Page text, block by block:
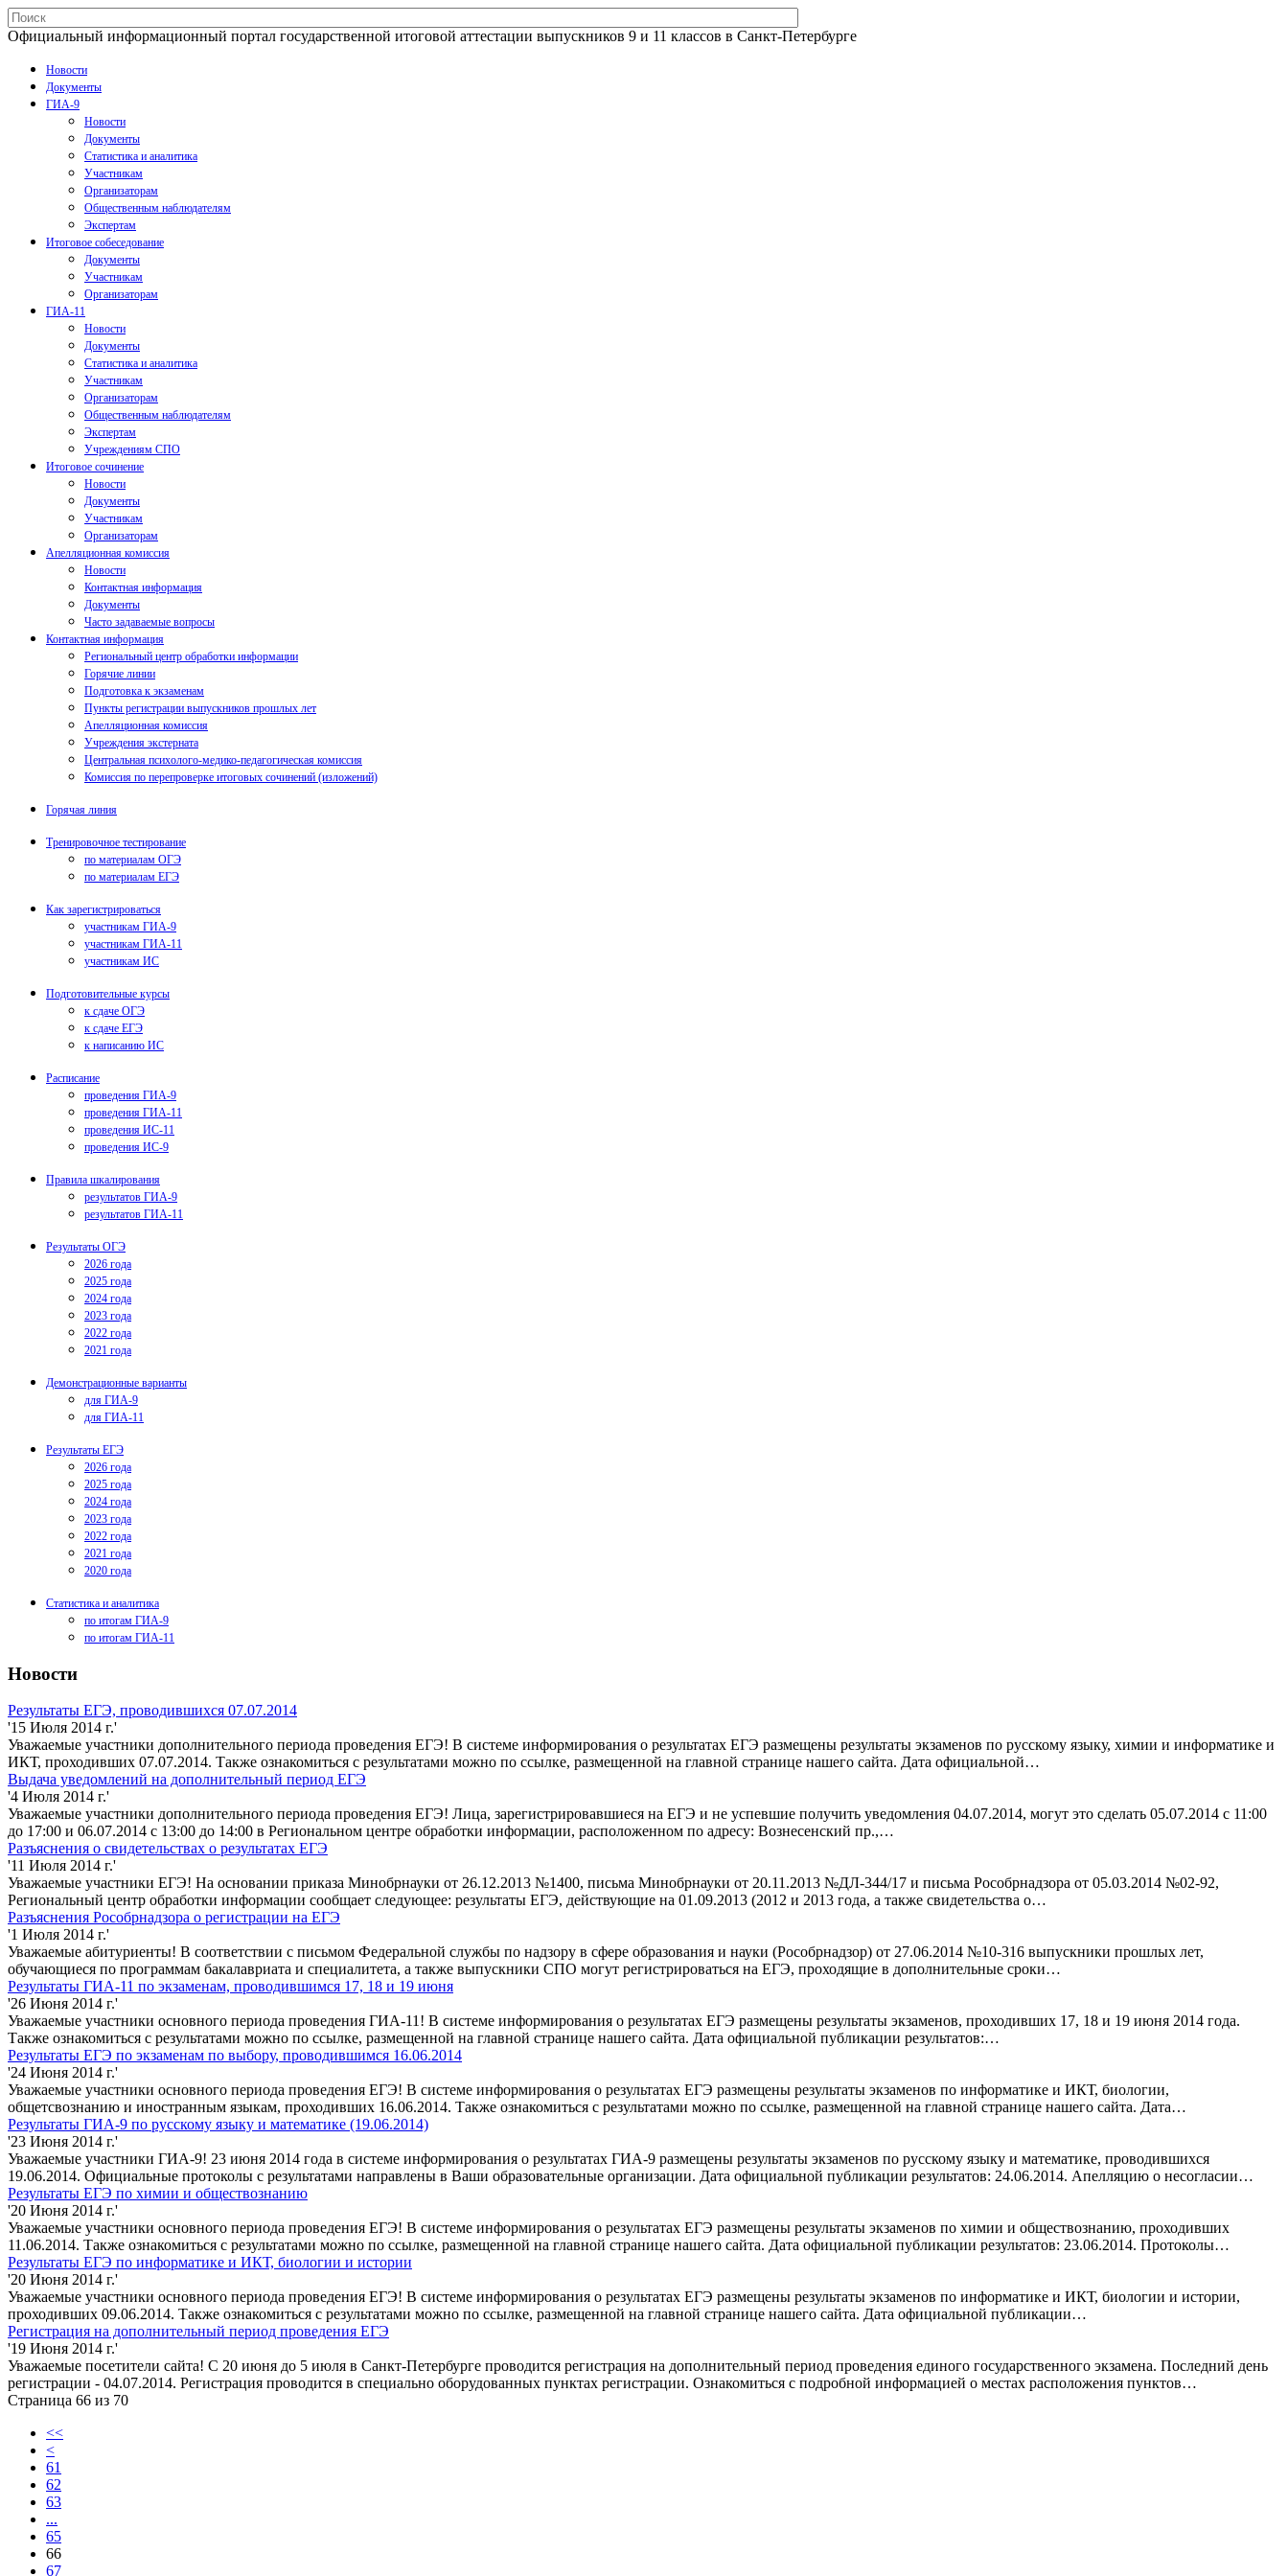
Официальный информационный портал государственной итоговой аттестации выпускников 9 и 11 классов в Санкт-Петербурге
Новости
Документы
ГИА-9
Новости
Документы
Статистика и аналитика
Участникам
Организаторам
Общественным наблюдателям
Экспертам
Итоговое собеседование
Документы
Участникам
Организаторам
ГИА-11
Новости
Документы
Статистика и аналитика
Участникам
Организаторам
Общественным наблюдателям
Экспертам
Учреждениям СПО
Итоговое сочинение
Новости
Документы
Участникам
Организаторам
Апелляционная комиссия
Новости
Контактная информация
Документы
Часто задаваемые вопросы
Контактная информация
Региональный центр обработки информации
Горячие линии
Подготовка к экзаменам
Пункты регистрации выпускников прошлых лет
Апелляционная комиссия
Учреждения экстерната
Центральная психолого-медико-педагогическая комиссия
Комиссия по перепроверке итоговых сочинений (изложений)
Горячая линия
Тренировочное тестирование
по материалам ОГЭ
по материалам ЕГЭ
Как зарегистрироваться
участникам ГИА-9
участникам ГИА-11
участникам ИС
Подготовительные курсы
к сдаче ОГЭ
к сдаче ЕГЭ
к написанию ИС
Расписание
проведения ГИА-9
проведения ГИА-11
проведения ИС-11
проведения ИС-9
Правила шкалирования
результатов ГИА-9
результатов ГИА-11
Результаты ОГЭ
2026 года
2025 года
2024 года
2023 года
2022 года
2021 года
Демонстрационные варианты
для ГИА-9
для ГИА-11
Результаты ЕГЭ
2026 года
2025 года
2024 года
2023 года
2022 года
2021 года
2020 года
Статистика и аналитика
по итогам ГИА-9
по итогам ГИА-11
Новости
Результаты ЕГЭ, проводившихся 07.07.2014
'15 Июля 2014 г.'
Уважаемые участники дополнительного периода проведения ЕГЭ! В системе информирования о результатах ЕГЭ размещены результаты экзаменов по русскому языку, химии и информатике и
ИКТ, проходивших 07.07.2014. Также ознакомиться с результатами можно по ссылке, размещенной на главной странице нашего сайта. Дата официальной…
Выдача уведомлений на дополнительный период ЕГЭ
'4 Июля 2014 г.'
Уважаемые участники дополнительного периода проведения ЕГЭ! Лица, зарегистрировавшиеся на ЕГЭ и не успевшие получить уведомления 04.07.2014, могут это сделать 05.07.2014 с 11:00
до 17:00 и 06.07.2014 с 13:00 до 14:00 в Региональном центре обработки информации, расположенном по адресу: Вознесенский пр.,…
Разъяснения о свидетельствах о результатах ЕГЭ
'11 Июля 2014 г.'
Уважаемые участники ЕГЭ! На основании приказа Минобрнауки от 26.12.2013 №1400, письма Минобрнауки от 20.11.2013 №ДЛ-344/17 и письма Рособрнадзора от 05.03.2014 №02-92,
Региональный центр обработки информации сообщает следующее: результаты ЕГЭ, действующие на 01.09.2013 (2012 и 2013 года, а также свидетельства о…
Разъяснения Рособрнадзора о регистрации на ЕГЭ
'1 Июля 2014 г.'
Уважаемые абитуриенты! В соответствии с письмом Федеральной службы по надзору в сфере образования и науки (Рособрнадзор) от 27.06.2014 №10-316 выпускники прошлых лет,
обучающиеся по программам бакалавриата и специалитета, а также выпускники СПО могут регистрироваться на ЕГЭ, проходящие в дополнительные сроки…
Результаты ГИА-11 по экзаменам, проводившимся 17, 18 и 19 июня
'26 Июня 2014 г.'
Уважаемые участники основного периода проведения ГИА-11! В системе информирования о результатах ЕГЭ размещены результаты экзаменов, проходивших 17, 18 и 19 июня 2014 года.
Также ознакомиться с результатами можно по ссылке, размещенной на главной странице нашего сайта. Дата официальной публикации результатов:…
Результаты ЕГЭ по экзаменам по выбору, проводившимся 16.06.2014
'24 Июня 2014 г.'
Уважаемые участники основного периода проведения ЕГЭ! В системе информирования о результатах ЕГЭ размещены результаты экзаменов по информатике и ИКТ, биологии,
общетсвознанию и иностранным языкам, проходивших 16.06.2014. Также ознакомиться с результатами можно по ссылке, размещенной на главной странице нашего сайта. Дата…
Результаты ГИА-9 по русскому языку и математике (19.06.2014)
'23 Июня 2014 г.'
Уважаемые участники ГИА-9! 23 июня 2014 года в системе информирования о результатах ГИА-9 размещены результаты экзаменов по русскому языку и математике, проводившихся
19.06.2014. Официальные протоколы с результатами направлены в Ваши образовательные организации. Дата официальной публикации результатов: 24.06.2014. Апелляцию о несогласии…
Результаты ЕГЭ по химии и обществознанию
'20 Июня 2014 г.'
Уважаемые участники основного периода проведения ЕГЭ! В системе информирования о результатах ЕГЭ размещены результаты экзаменов по химии и обществознанию, проходивших
11.06.2014. Также ознакомиться с результатами можно по ссылке, размещенной на главной странице нашего сайта. Дата официальной публикации результатов: 23.06.2014. Протоколы…
Результаты ЕГЭ по информатике и ИКТ, биологии и истории
'20 Июня 2014 г.'
Уважаемые участники основного периода проведения ЕГЭ! В системе информирования о результатах ЕГЭ размещены результаты экзаменов по информатике и ИКТ, биологии и истории,
проходивших 09.06.2014. Также ознакомиться с результатами можно по ссылке, размещенной на главной странице нашего сайта. Дата официальной публикации…
Регистрация на дополнительный период проведения ЕГЭ
'19 Июня 2014 г.'
Уважаемые посетители сайта! С 20 июня до 5 июля в Санкт-Петербурге проводится регистрация на дополнительный период проведения единого государственного экзамена. Последний день
регистрации - 04.07.2014. Регистрация проводится в специально оборудованных пунктах регистрации. Ознакомиться с подробной информацией о местах расположения пунктов…
Страница 66 из 70
<<
<
61
62
63
...
65
66
67